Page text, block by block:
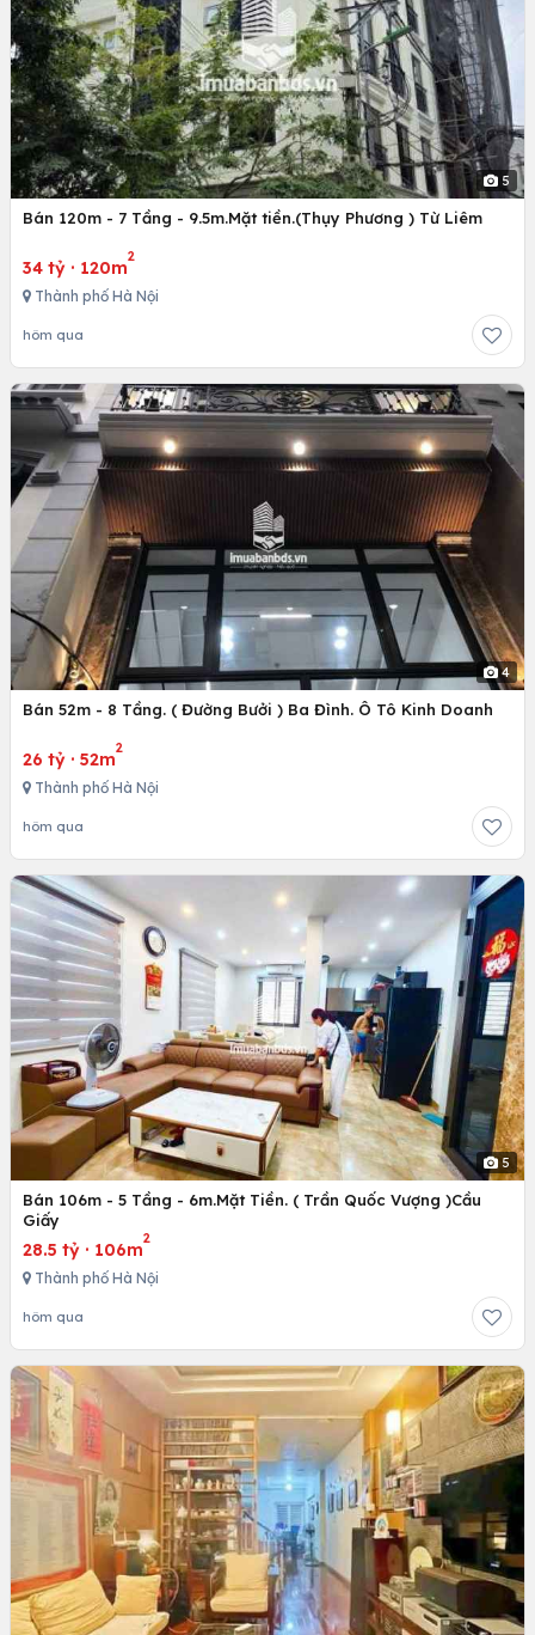
5
Bán 120m - 7 Tầng - 9.5m.Mặt tiền.(Thụy Phương ) Từ Liêm
34 tỷ · 120m
2
Thành phố Hà Nội
hôm qua
4
Bán 52m - 8 Tầng. ( Đường Bưởi ) Ba Đình. Ô Tô Kinh Doanh
26 tỷ · 52m
2
Thành phố Hà Nội
hôm qua
5
Bán 106m - 5 Tầng - 6m.Mặt Tiền. ( Trần Quốc Vượng )Cầu
Giấy
28.5 tỷ · 106m
2
Thành phố Hà Nội
hôm qua